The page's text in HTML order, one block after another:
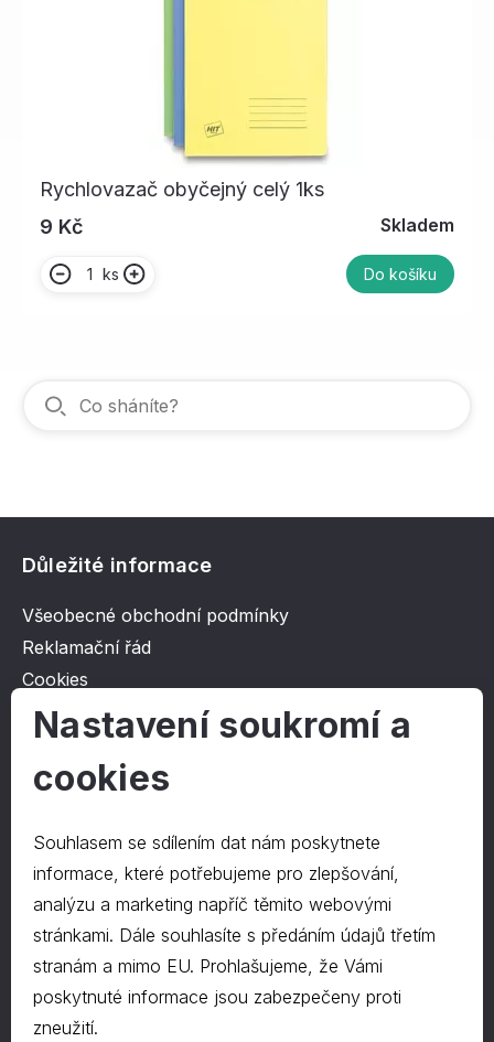
Rychlovazač obyčejný celý 1ks
9 Kč
Skladem
ks Do košíku
Důležité informace
Všeobecné obchodní podmínky
Reklamační řád
Cookies
Ochrana osobních údajů
O společnosti
Kontakt
O nás
Kontakty
577 222 666
©2024 PD-HRAPA s.r.o.
Nastavení soukromí a
cookies
Souhlasem se sdílením dat nám poskytnete
informace, které potřebujeme pro zlepšování,
analýzu a marketing napříč těmito webovými
stránkami. Dále souhlasíte s předáním údajů třetím
stranám a mimo EU. Prohlašujeme, že Vámi
poskytnuté informace jsou zabezpečeny proti
zneužití.